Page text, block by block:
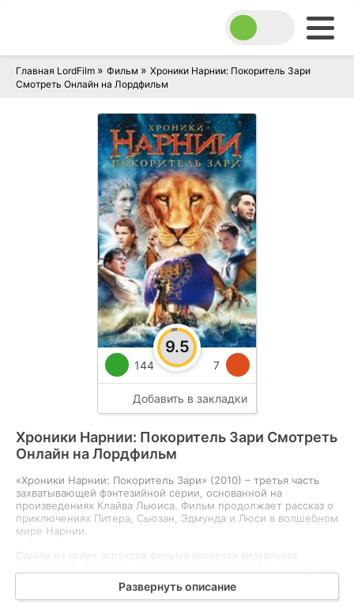
Главная LordFilm » Фильм » Хроники Нарнии: Покоритель Зари
Смотреть Онлайн на Лордфильм
Хроники Нарнии: Покоритель Зари Смотреть
Онлайн на Лордфильм
«Хроники Нарнии: Покоритель Зари» (2010) – третья часть
захватывающей фэнтезийной серии, основанной на
произведениях Клайва Льюиса. Фильм продолжает рассказ о
приключениях Питера, Сьюзан, Эдмунда и Люси в волшебном
мире Нарнии.
Одним из ярких аспектов фильма является визуальное
удивительную атмосферу и погружают зрителя в мир
фэнтези. Каждая сцена наполнена магией и загадками, что